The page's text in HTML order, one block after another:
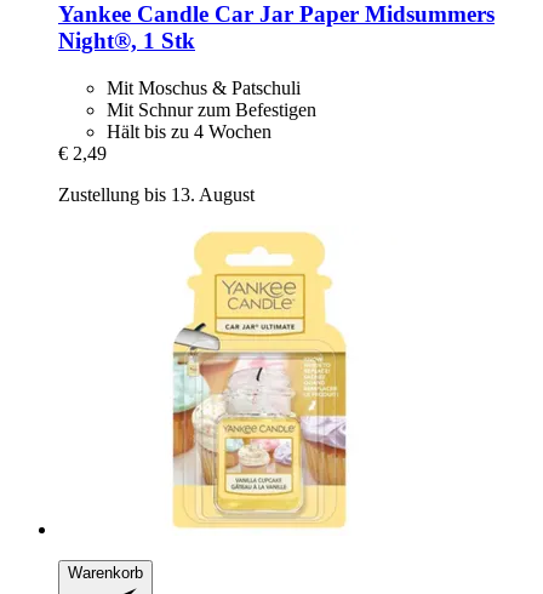
Yankee Candle Car Jar Paper Midsummers
Night®, 1 Stk
Mit Moschus & Patschuli
Mit Schnur zum Befestigen
Hält bis zu 4 Wochen
€ 2,49
Zustellung bis 13. August
Warenkorb